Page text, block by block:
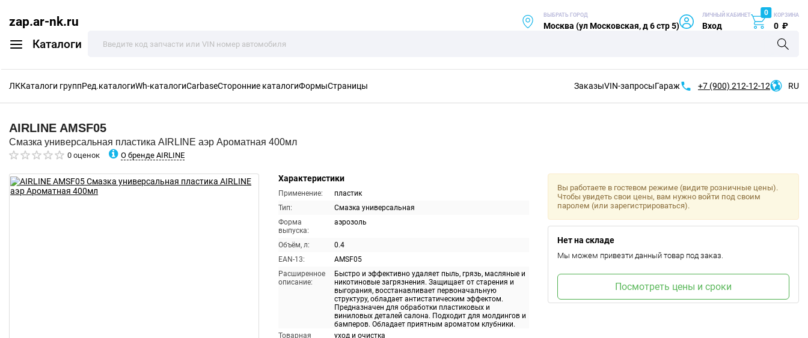
zap.ar-nk.ru
Каталоги
ВЫБРАТЬ ГОРОД
Москва (ул Московская, д 6 стр 5)
ЛИЧНЫЙ КАБИНЕТ
Вход
0 КОРЗИНА
0 ₽
ЛККаталоги группРед.каталогиWh-каталогиCarbaseСторонние каталогиФормыСтраницы ЗаказыVIN-запросыГараж +7 (900) 212-12-12 RU
AIRLINE AMSF05
Смазка универсальная пластика AIRLINE аэр Ароматная 400мл
0 оценок О бренде AIRLINE
Характеристики
Применение:
пластик
Тип:
Смазка универсальная
Форма
выпуска:
аэрозоль
Объём, л:
0.4
EAN-13:
AMSF05
Расширенное
описание:
Быстро и эффективно удаляет пыль, грязь, масляные и
никотиновые загрязнения. Защищает от старения и
выгорания, восстанавливает первоначальную
структуру, обладает антистатическим эффектом.
Предназначен для обработки пластиковых и
виниловых деталей салона. Подходит для молдингов и
бамперов. Обладает приятным ароматом клубники.
Товарная
уход и очистка
Вы работаете в гостевом режиме (видите розничные цены).
Чтобы увидеть свои цены, вам нужно войти под своим
паролем (или зарегистрироваться).
Нет на складе
Мы можем привезти данный товар под заказ.
Посмотреть цены и сроки